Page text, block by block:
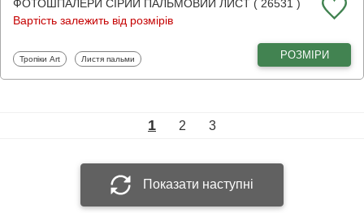
ФОТОШПАЛЕРИ СІРИЙ ПАЛЬМОВИЙ ЛИСТ ( 26531 )
Вартість залежить від розмірів
Фотошпалери
Тропіки Art Фотошпалери
Листя пальми РОЗМІРИ
1 2 3
Показати наступні